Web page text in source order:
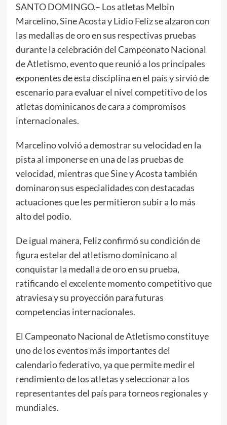
SANTO DOMINGO.– Los atletas Melbin
Marcelino, Sine Acosta y Lidio Feliz se alzaron con
las medallas de oro en sus respectivas pruebas
durante la celebración del Campeonato Nacional
de Atletismo, evento que reunió a los principales
exponentes de esta disciplina en el país y sirvió de
escenario para evaluar el nivel competitivo de los
atletas dominicanos de cara a compromisos
internacionales.
Marcelino volvió a demostrar su velocidad en la
pista al imponerse en una de las pruebas de
velocidad, mientras que Sine y Acosta también
dominaron sus especialidades con destacadas
actuaciones que les permitieron subir a lo más
alto del podio.
De igual manera, Feliz confirmó su condición de
figura estelar del atletismo dominicano al
conquistar la medalla de oro en su prueba,
ratificando el excelente momento competitivo que
atraviesa y su proyección para futuras
competencias internacionales.
El Campeonato Nacional de Atletismo constituye
uno de los eventos más importantes del
calendario federativo, ya que permite medir el
rendimiento de los atletas y seleccionar a los
representantes del país para torneos regionales y
mundiales.